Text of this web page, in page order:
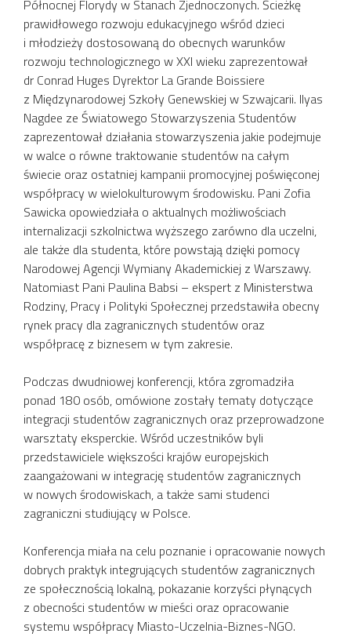
Północnej Florydy w Stanach Zjednoczonych. Ścieżkę
prawidłowego rozwoju edukacyjnego wśród dzieci
i młodzieży dostosowaną do obecnych warunków
rozwoju technologicznego w XXI wieku zaprezentował
dr Conrad Huges Dyrektor La Grande Boissiere
z Międzynarodowej Szkoły Genewskiej w Szwajcarii. Ilyas
Nagdee ze Światowego Stowarzyszenia Studentów
zaprezentował działania stowarzyszenia jakie podejmuje
w walce o równe traktowanie studentów na całym
świecie oraz ostatniej kampanii promocyjnej poświęconej
współpracy w wielokulturowym środowisku. Pani Zofia
Sawicka opowiedziała o aktualnych możliwościach
internalizacji szkolnictwa wyższego zarówno dla uczelni,
ale także dla studenta, które powstają dzięki pomocy
Narodowej Agencji Wymiany Akademickiej z Warszawy.
Natomiast Pani Paulina Babsi – ekspert z Ministerstwa
Rodziny, Pracy i Polityki Społecznej przedstawiła obecny
rynek pracy dla zagranicznych studentów oraz
współpracę z biznesem w tym zakresie.
Podczas dwudniowej konferencji, która zgromadziła
ponad 180 osób, omówione zostały tematy dotyczące
integracji studentów zagranicznych oraz przeprowadzone
warsztaty eksperckie. Wśród uczestników byli
przedstawiciele większości krajów europejskich
zaangażowani w integrację studentów zagranicznych
w nowych środowiskach, a także sami studenci
zagraniczni studiujący w Polsce.
Konferencja miała na celu poznanie i opracowanie nowych
dobrych praktyk integrujących studentów zagranicznych
ze społecznością lokalną, pokazanie korzyści płynących
z obecności studentów w mieści oraz opracowanie
systemu współpracy Miasto-Uczelnia-Biznes-NGO.